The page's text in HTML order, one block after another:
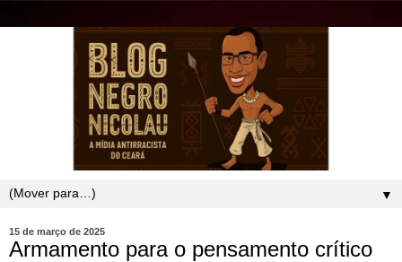
▼
15 de março de 2025
Armamento para o pensamento crítico